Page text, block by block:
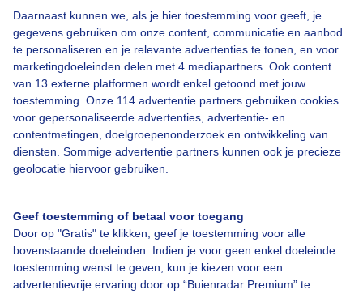
Daarnaast kunnen we, als je hier toestemming voor geeft, je
gegevens gebruiken om onze content, communicatie en aanbod
te personaliseren en je relevante advertenties te tonen, en voor
marketingdoeleinden delen met 4 mediapartners. Ook content
van 13 externe platformen wordt enkel getoond met jouw
toestemming. Onze 114 advertentie partners gebruiken cookies
voor gepersonaliseerde advertenties, advertentie- en
contentmetingen, doelgroepenonderzoek en ontwikkeling van
diensten. Sommige advertentie partners kunnen ook je precieze
geolocatie hiervoor gebruiken.
Geef toestemming of betaal voor toegang
Door op "Gratis" te klikken, geef je toestemming voor alle
bovenstaande doeleinden. Indien je voor geen enkel doeleinde
toestemming wenst te geven, kun je kiezen voor een
advertentievrije ervaring door op “Buienradar Premium” te
Over Buienradar
Bedrijfsgegevens
Contact
Toegankelijkheid
Gebruikersvoorwaarden